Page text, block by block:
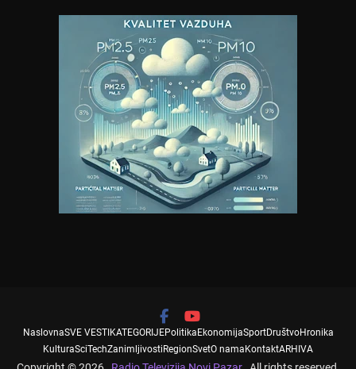
NaslovnaSVE VESTI KATEGORIJEPolitika EkonomijaSportDruštvoHronika
KulturaSciTechZanimljivosti RegionSvetO nama KontaktARHIVA